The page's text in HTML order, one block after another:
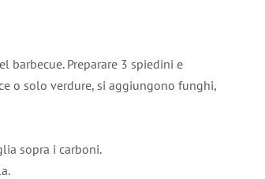
barbecue. Preparare 3 spiedini e
o solo verdure, si aggiungono funghi,
sopra i carboni.